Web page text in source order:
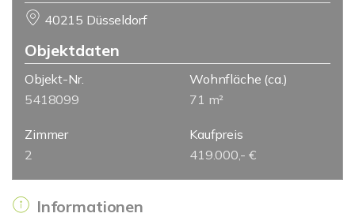
40215 Düsseldorf
Objektdaten
Objekt-Nr.
5418099
Wohnfläche (ca.)
71 m²
Zimmer
2
Kaufpreis
419.000,- €
Informationen